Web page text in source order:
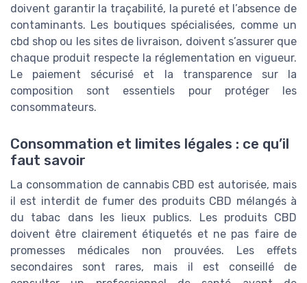
doivent garantir la traçabilité, la pureté et l’absence de
contaminants. Les boutiques spécialisées, comme un
cbd shop ou les sites de livraison, doivent s’assurer que
chaque produit respecte la réglementation en vigueur.
Le paiement sécurisé et la transparence sur la
composition sont essentiels pour protéger les
consommateurs.
Consommation et limites légales : ce qu’il
faut savoir
La consommation de cannabis CBD est autorisée, mais
il est interdit de fumer des produits CBD mélangés à
du tabac dans les lieux publics. Les produits CBD
doivent être clairement étiquetés et ne pas faire de
promesses médicales non prouvées. Les effets
secondaires sont rares, mais il est conseillé de